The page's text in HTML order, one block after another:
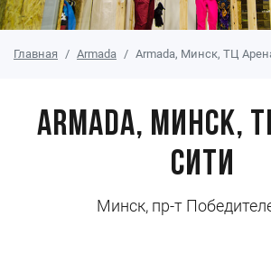
Главная Armada Armada, Минск, ТЦ
Armada, Минск,
Сити
Минск, пр-т